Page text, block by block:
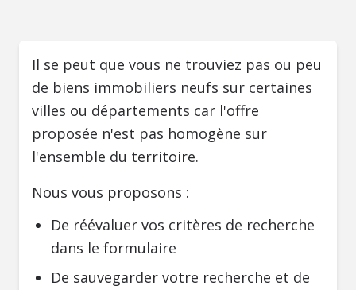
Il se peut que vous ne trouviez pas ou peu
de biens immobiliers neufs sur certaines
villes ou départements car l'offre
proposée n'est pas homogène sur
l'ensemble du territoire.
Nous vous proposons :
De réévaluer vos critères de recherche
dans le formulaire
De sauvegarder votre recherche et de